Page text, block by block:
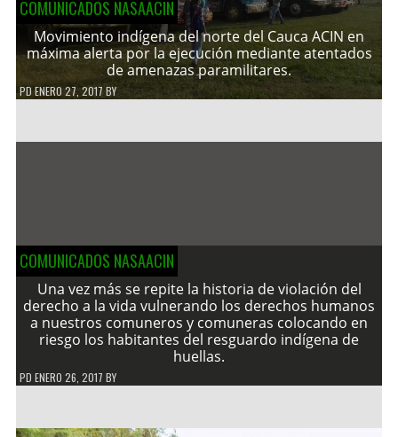
COMUNICADOS NASAACIN
Movimiento indígena del norte del Cauca ACIN en
máxima alerta por la ejecución mediante atentados
de amenazas paramilitares.
PDENERO 27, 2017 BY
COMUNICADOS NASAACIN
Una vez más se repite la historia de violación del
derecho a la vida vulnerando los derechos humanos
a nuestros comuneros y comuneras colocando en
riesgo los habitantes del resguardo indígena de
huellas.
PD ENERO 26, 2017 BY